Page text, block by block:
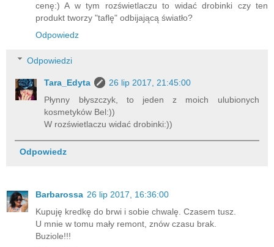
cenę:) A w tym rozświetlaczu to widać drobinki czy ten
produkt tworzy "taflę" odbijającą światło?
Odpowiedz
Odpowiedzi
Tara_Edyta
26 lip 2017, 21:45:00
Płynny błyszczyk, to jeden z moich ulubionych
kosmetyków Bel:))
W rozświetlaczu widać drobinki:))
Odpowiedz
Barbarossa 26 lip 2017, 16:36:00
Kupuję kredkę do brwi i sobie chwalę. Czasem tusz.
U mnie w tomu mały remont, znów czasu brak.
Buziole!!!